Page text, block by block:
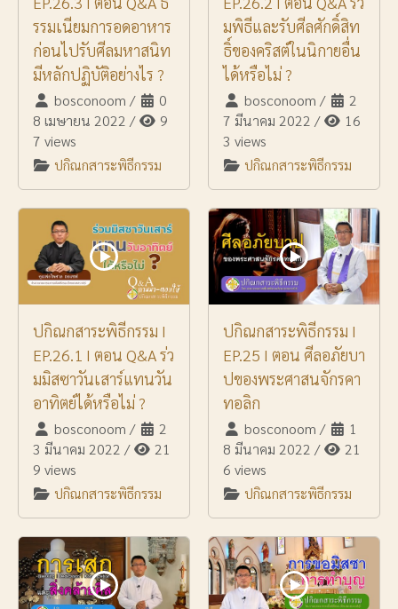
รรมเนียมการอดอาหาร
ก่อนไปรับศีลมหาสนิท
มีหลักปฏิบัติอย่างไร ?
bosconoom /
0
8 เมษายน 2022 /
9
7 views
ปกิณกสาระพิธีกรรม
มพิธีและรับศีลศักดิ์สิท
ธิ์ของคริสต์ในนิกายอื่น
ได้หรือไม่ ?
bosconoom /
2
7 มีนาคม 2022 /
16
3 views
ปกิณกสาระพิธีกรรม
ปกิณกสาระพิธีกรรม I
EP.26.1 I ตอน Q&A ร่ว
มมิสซาวันเสาร์แทนวัน
อาทิตย์ได้หรือไม่ ?
bosconoom /
2
3 มีนาคม 2022 /
21
9 views
ปกิณกสาระพิธีกรรม
ปกิณกสาระพิธีกรรม I
EP.25 I ตอน ศีลอภัยบา
ปของพระศาสนจักรคา
ทอลิก
bosconoom /
1
8 มีนาคม 2022 /
21
6 views
ปกิณกสาระพิธีกรรม